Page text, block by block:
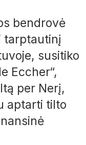
bendrovė
tarptautinį
susitiko
Eccher“,
per Nerį,
aptarti tilto